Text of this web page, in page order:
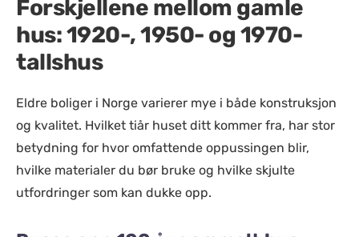
Forskjellene mellom gamle
hus: 1920-, 1950- og 1970-
tallshus
Eldre boliger i Norge varierer mye i både konstruksjon
og kvalitet. Hvilket tiår huset ditt kommer fra, har stor
betydning for hvor omfattende oppussingen blir,
hvilke materialer du bør bruke og hvilke skjulte
utfordringer som kan dukke opp.